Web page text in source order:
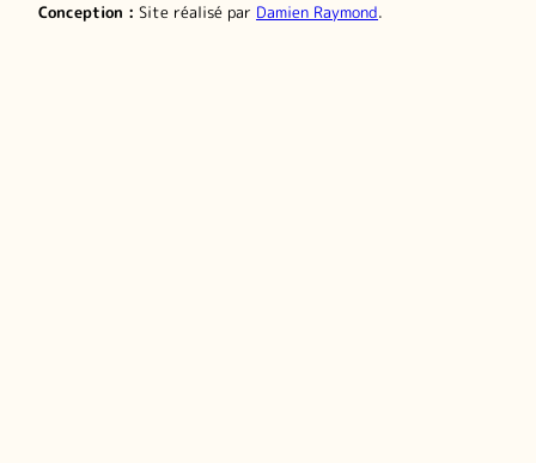
Conception : Site réalisé par Damien Raymond.